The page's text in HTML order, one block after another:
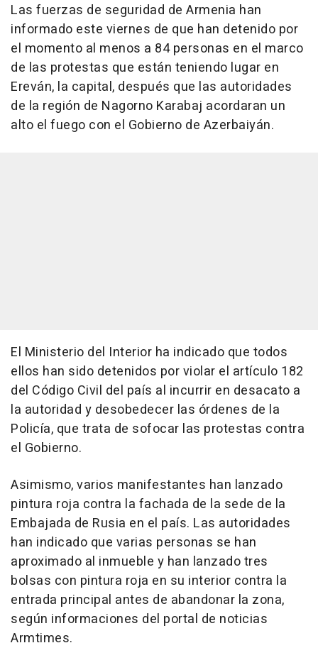
Las fuerzas de seguridad de Armenia han
informado este viernes de que han detenido por
el momento al menos a 84 personas en el marco
de las protestas que están teniendo lugar en
Ereván, la capital, después que las autoridades
de la región de Nagorno Karabaj acordaran un
alto el fuego con el Gobierno de Azerbaiyán.
El Ministerio del Interior ha indicado que todos
ellos han sido detenidos por violar el artículo 182
del Código Civil del país al incurrir en desacato a
la autoridad y desobedecer las órdenes de la
Policía, que trata de sofocar las protestas contra
el Gobierno.
Asimismo, varios manifestantes han lanzado
pintura roja contra la fachada de la sede de la
Embajada de Rusia en el país. Las autoridades
han indicado que varias personas se han
aproximado al inmueble y han lanzado tres
bolsas con pintura roja en su interior contra la
entrada principal antes de abandonar la zona,
según informaciones del portal de noticias
Armtimes.